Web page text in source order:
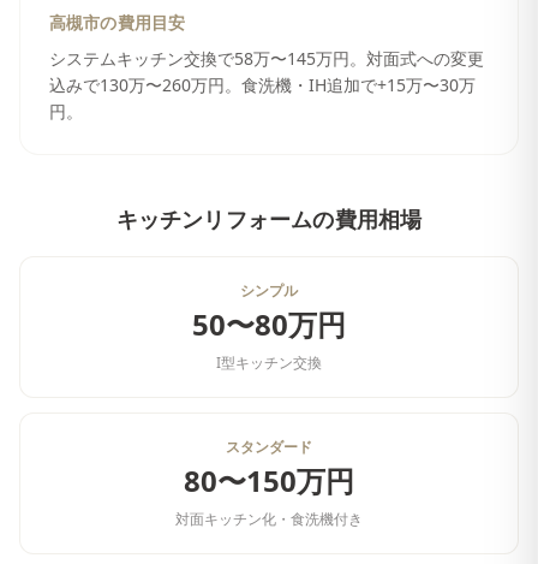
高槻市の費用目安
システムキッチン交換で58万〜145万円。対面式への変更
込みで130万〜260万円。食洗機・IH追加で+15万〜30万
円。
キッチンリフォームの費用相場
シンプル
50〜80万円
I型キッチン交換
スタンダード
80〜150万円
対面キッチン化・食洗機付き